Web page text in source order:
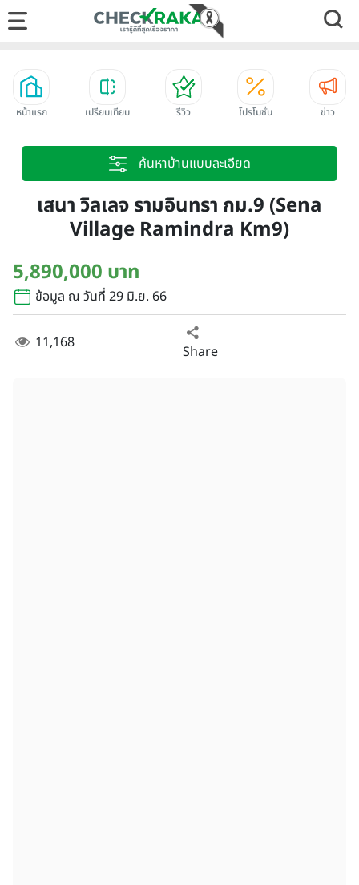
หน้าแรก เปรียบเทียบ รีวิว โปรโมชั่น ข่าว
ค้นหาบ้านแบบละเอียด
เสนา วิลเลจ รามอินทรา กม.9 (Sena
Village Ramindra Km9)
5,890,000 บาท
ข้อมูล ณ วันที่ 29 มิ.ย. 66
11,168 Share